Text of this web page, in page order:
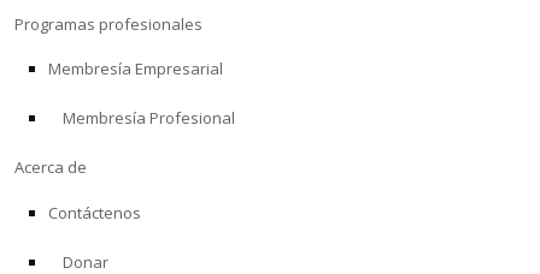
Programas profesionales
Membresía Empresarial
Membresía Profesional
Acerca de
Contáctenos
Donar